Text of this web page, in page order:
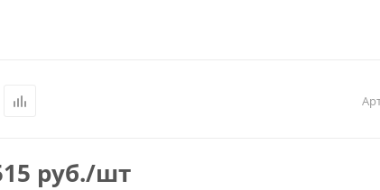
руб./шт